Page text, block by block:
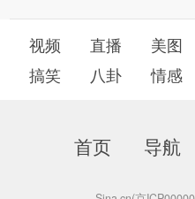
视频 直播 美图
搞笑
八卦 情感
首页 导航